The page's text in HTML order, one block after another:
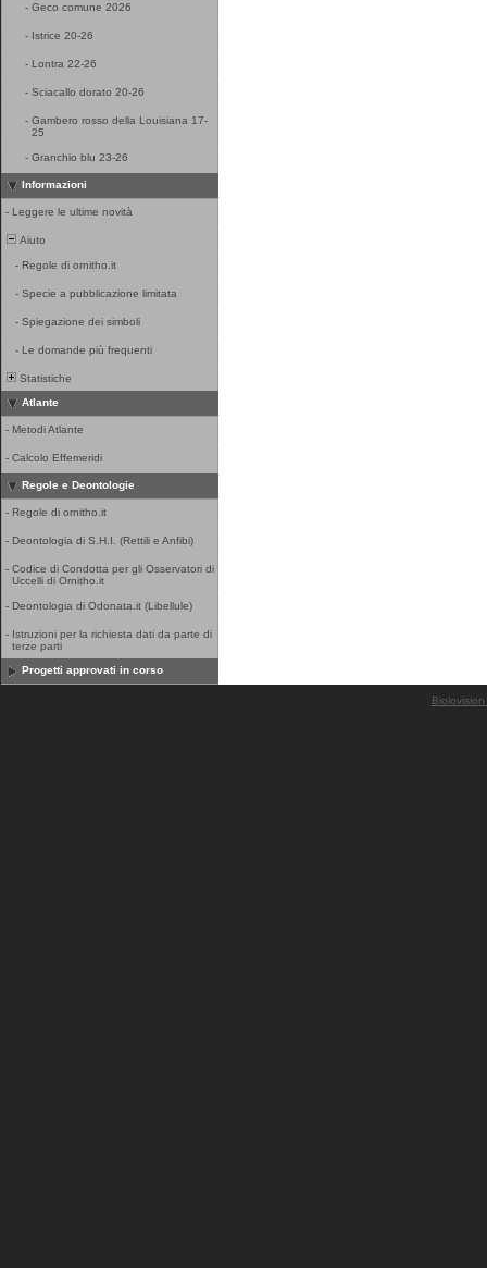
- Geco comune 2026
- Istrice 20-26
- Lontra 22-26
- Sciacallo dorato 20-26
- Gambero rosso della Louisiana 17-
25
- Granchio blu 23-26
Informazioni
- Leggere le ultime novità
Aiuto
- Regole di ornitho.it
- Specie a pubblicazione limitata
- Spiegazione dei simboli
- Le domande più frequenti
Statistiche
Atlante
- Metodi Atlante
- Calcolo Effemeridi
Regole e Deontologie
- Regole di ornitho.it
- Deontologia di S.H.I. (Rettili e Anfibi)
- Codice di Condotta per gli Osservatori di
Uccelli di Ornitho.it
- Deontologia di Odonata.it (Libellule)
- Istruzioni per la richiesta dati da parte di
terze parti
Progetti approvati in corso
Biolovision